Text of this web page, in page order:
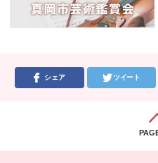
シェア ツイート